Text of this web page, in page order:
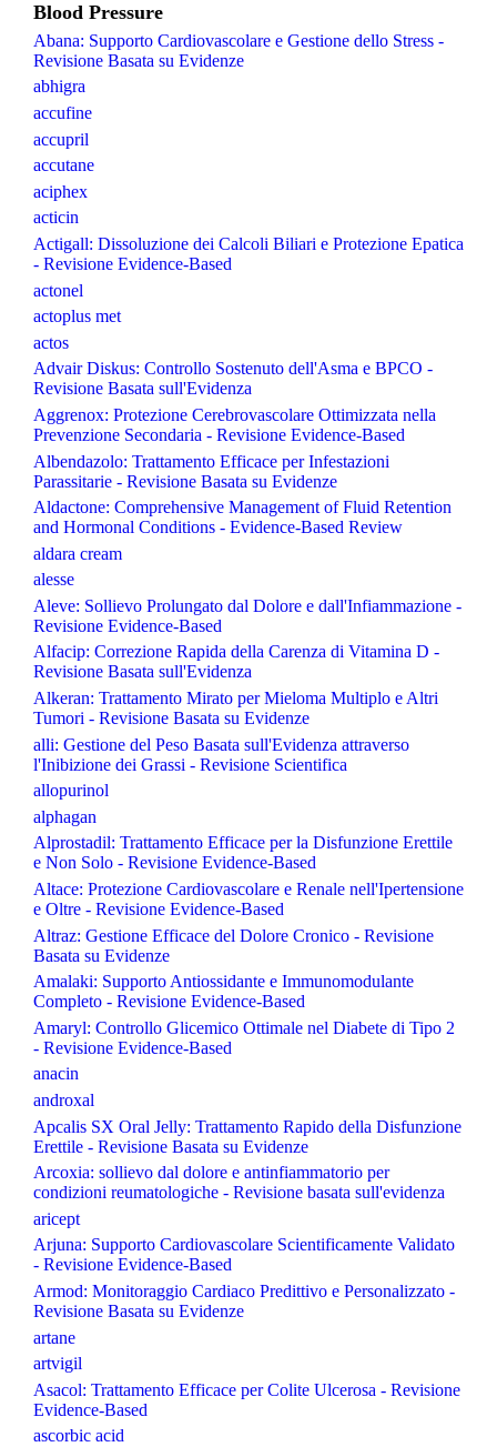
Blood Pressure
Abana: Supporto Cardiovascolare e Gestione dello Stress -
Revisione Basata su Evidenze
abhigra
accufine
accupril
accutane
aciphex
acticin
Actigall: Dissoluzione dei Calcoli Biliari e Protezione Epatica
- Revisione Evidence-Based
actonel
actoplus met
actos
Advair Diskus: Controllo Sostenuto dell'Asma e BPCO -
Revisione Basata sull'Evidenza
Aggrenox: Protezione Cerebrovascolare Ottimizzata nella
Prevenzione Secondaria - Revisione Evidence-Based
Albendazolo: Trattamento Efficace per Infestazioni
Parassitarie - Revisione Basata su Evidenze
Aldactone: Comprehensive Management of Fluid Retention
and Hormonal Conditions - Evidence-Based Review
aldara cream
alesse
Aleve: Sollievo Prolungato dal Dolore e dall'Infiammazione -
Revisione Evidence-Based
Alfacip: Correzione Rapida della Carenza di Vitamina D -
Revisione Basata sull'Evidenza
Alkeran: Trattamento Mirato per Mieloma Multiplo e Altri
Tumori - Revisione Basata su Evidenze
alli: Gestione del Peso Basata sull'Evidenza attraverso
l'Inibizione dei Grassi - Revisione Scientifica
allopurinol
alphagan
Alprostadil: Trattamento Efficace per la Disfunzione Erettile
e Non Solo - Revisione Evidence-Based
Altace: Protezione Cardiovascolare e Renale nell'Ipertensione
e Oltre - Revisione Evidence-Based
Altraz: Gestione Efficace del Dolore Cronico - Revisione
Basata su Evidenze
Amalaki: Supporto Antiossidante e Immunomodulante
Completo - Revisione Evidence-Based
Amaryl: Controllo Glicemico Ottimale nel Diabete di Tipo 2
- Revisione Evidence-Based
anacin
androxal
Apcalis SX Oral Jelly: Trattamento Rapido della Disfunzione
Erettile - Revisione Basata su Evidenze
Arcoxia: sollievo dal dolore e antinfiammatorio per
condizioni reumatologiche - Revisione basata sull'evidenza
aricept
Arjuna: Supporto Cardiovascolare Scientificamente Validato
- Revisione Evidence-Based
Armod: Monitoraggio Cardiaco Predittivo e Personalizzato -
Revisione Basata su Evidenze
artane
artvigil
Asacol: Trattamento Efficace per Colite Ulcerosa - Revisione
Evidence-Based
ascorbic acid